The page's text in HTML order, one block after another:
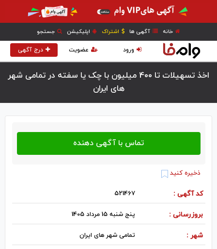
خانه آگهی ها اشتراک اپلیکیشن جستجو
درج آگهی عضویت ورود
اخذ تسهیلات تا 400 میلیون با چک یا سفته در تمامی شهر
های ایران
ذخیره کنید
کد آگهی : 521467
بروزرسانی : پنج شنبه 15 مرداد 1405
شهر : تمامی شهر های ایران